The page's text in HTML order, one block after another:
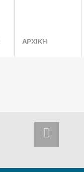
ΑΡΧΙΚΗ